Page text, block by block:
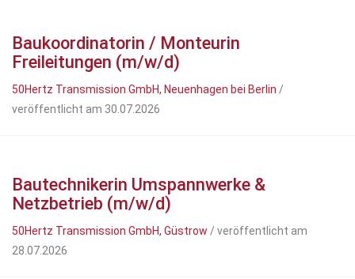
Baukoordinatorin / Monteurin
Freileitungen (m/w/d)
50Hertz Transmission GmbH, Neuenhagen bei Berlin /
veröffentlicht am 30.07.2026
Bautechnikerin Umspannwerke &
Netzbetrieb (m/w/d)
50Hertz Transmission GmbH, Güstrow / veröffentlicht am
28.07.2026